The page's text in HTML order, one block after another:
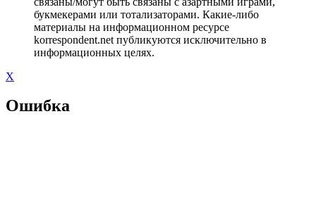
букмекерами или тотализаторами. Какие-либо
материалы на информационном ресурсе
korrespondent.net публикуются исключительно в
информационных целях.
X
Ошибка